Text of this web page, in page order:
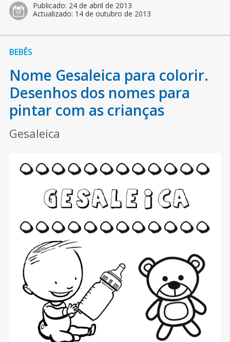
Publicado: 24 de abril de 2013
Actualizado: 14 de outubro de 2013
BEBÊS
Nome Gesaleica para colorir.
Desenhos dos nomes para
pintar com as crianças
Gesaleica